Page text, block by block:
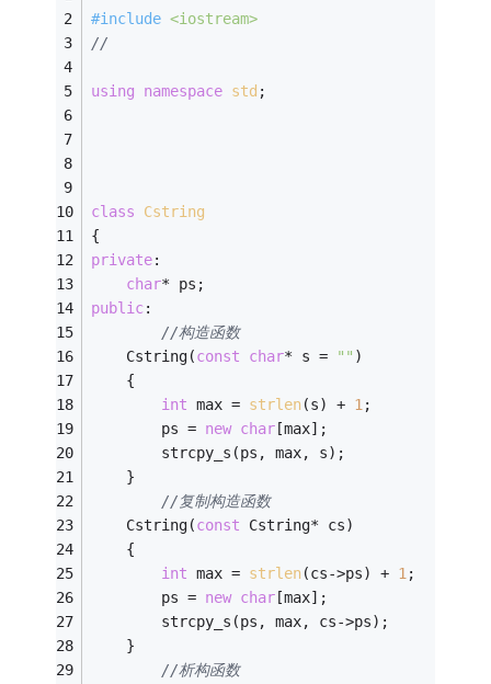
#include <iostream>
//
using namespace std ;
class
Cstring
{
private:
char* ps;
public:
//构造函数
    Cstring(
const char* s = "" )
    {
int max = strlen(s) + 1;
        ps =
new char [max];
        strcpy_s(ps, max, s);
    }
//复制构造函数
    Cstring(
const Cstring* cs)
    {
int max = strlen(cs->ps) + 1;
        ps =
new char [max];
        strcpy_s(ps, max, cs->ps);
    }
//析构函数